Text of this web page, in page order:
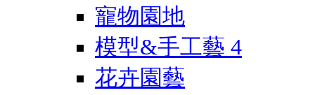
寵物園地
模型&手工藝 4
花卉園藝